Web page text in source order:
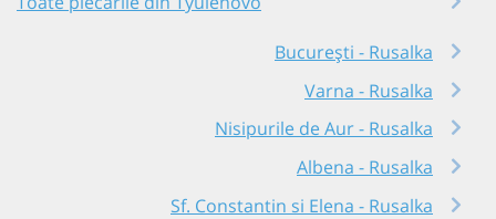
București - Rusalka
Varna - Rusalka
Nisipurile de Aur - Rusalka
Albena - Rusalka
Sf. Constantin si Elena - Rusalka